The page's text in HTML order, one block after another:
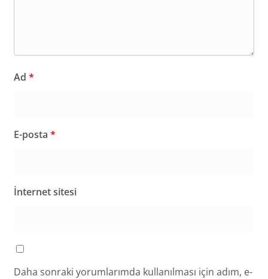
Ad *
E-posta *
İnternet sitesi
Daha sonraki yorumlarımda kullanılması için adım, e-